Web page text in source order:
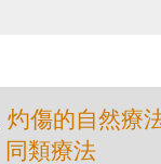
灼傷的自然療
同類療法